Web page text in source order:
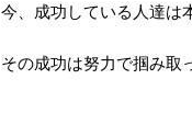
今、成功している人達は
その成功は努力で掴み取